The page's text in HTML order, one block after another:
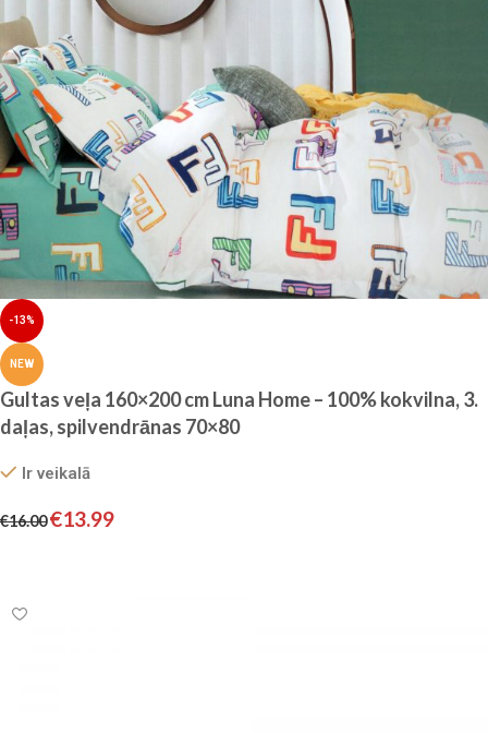
-13%
NEW
Gultas veļa 160×200 cm Luna Home – 100% kokvilna, 3.
daļas, spilvendrānas 70×80
Ir veikalā
€16.00€13.99